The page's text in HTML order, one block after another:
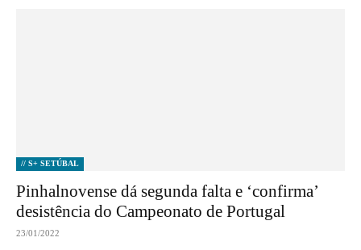
// S+ SETÚBAL
Pinhalnovense dá segunda falta e ‘confirma’
desistência do Campeonato de Portugal
23/01/2022